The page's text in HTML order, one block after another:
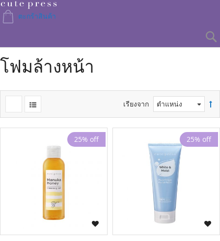
Skip
to
Content
ตะกร้าสินค้า
โฟมล้างหน้า
เรียงจาก
25% off 25% off